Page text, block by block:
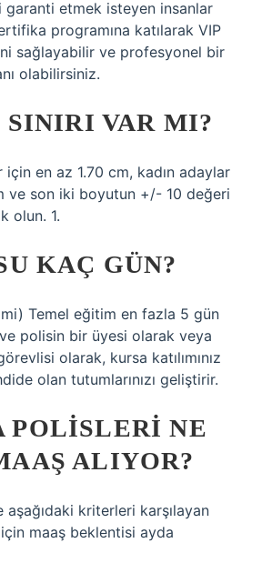
garanti etmek isteyen insanlar
programına katılarak VIP
sağlayabilir ve profesyonel bir
olabilirsiniz.
VAR MI?
için en az 1.70 cm, kadın adaylar
ve son iki boyutun +/- 10 değeri
olun. 1.
KAÇ GÜN?
Temel eğitim en fazla 5 gün
polisin bir üyesi olarak veya
olarak, kursa katılımınız
olan tutumlarınızı geliştirir.
POLISLERI NE
ALIYOR?
kriterleri karşılayan
maaş beklentisi ayda